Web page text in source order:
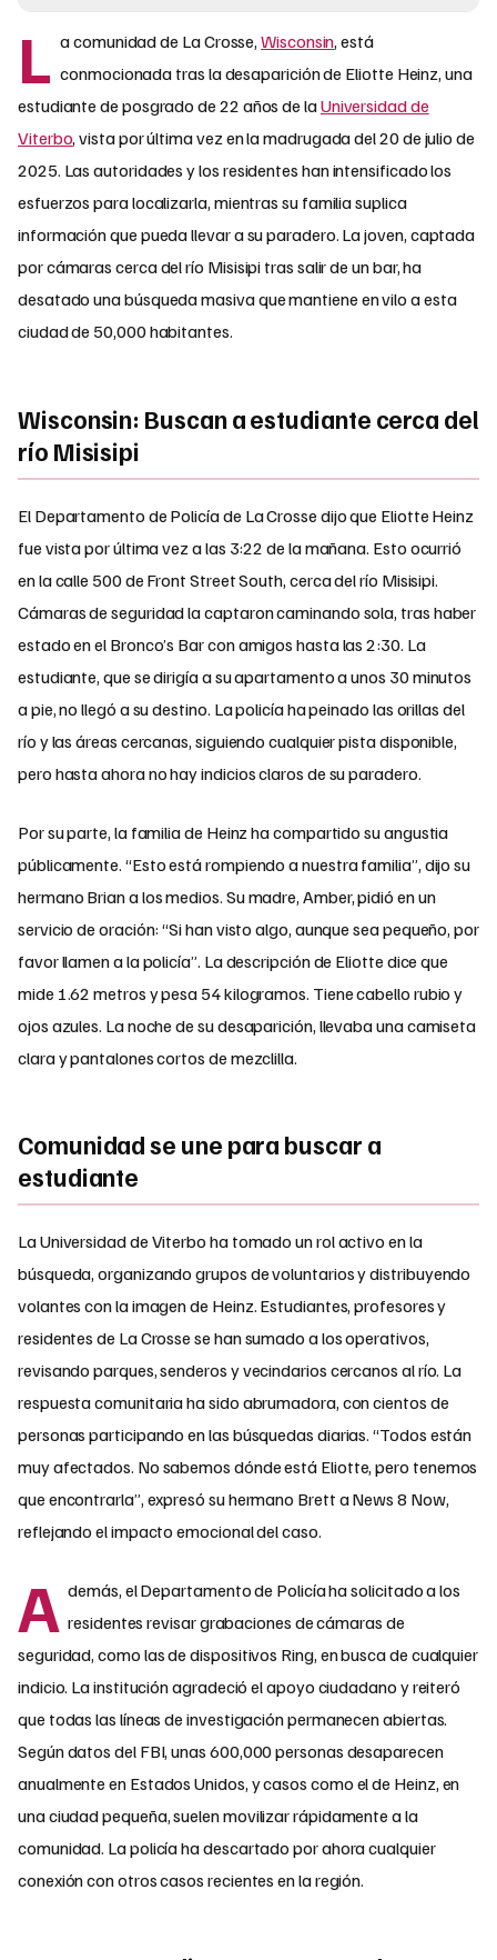
L a comunidad de La Crosse,Wisconsin, está
conmocionada tras la desaparición de Eliotte Heinz, una
estudiante de posgrado de 22 años de laUniversidad de
Viterbo, vista por última vez en la madrugada del 20 de julio de
2025. Las autoridades y los residentes han intensificado los
esfuerzos para localizarla, mientras su familia suplica
información que pueda llevar a su paradero. La joven, captada
por cámaras cerca del río Misisipi tras salir de un bar, ha
desatado una búsqueda masiva que mantiene en vilo a esta
ciudad de 50,000 habitantes.
Wisconsin: Buscan a estudiante cerca del
río Misisipi
El Departamento de Policía de La Crosse dijo que Eliotte Heinz
fue vista por última vez a las 3:22 de la mañana. Esto ocurrió
en la calle 500 de Front Street South, cerca del río Misisipi.
Cámaras de seguridad la captaron caminando sola, tras haber
estado en el Bronco’s Bar con amigos hasta las 2:30. La
estudiante, que se dirigía a su apartamento a unos 30 minutos
a pie, no llegó a su destino. La policía ha peinado las orillas del
río y las áreas cercanas, siguiendo cualquier pista disponible,
pero hasta ahora no hay indicios claros de su paradero.
Por su parte, la familia de Heinz ha compartido su angustia
públicamente. “Esto está rompiendo a nuestra familia”, dijo su
hermano Brian a los medios. Su madre, Amber, pidió en un
servicio de oración: “Si han visto algo, aunque sea pequeño, por
favor llamen a la policía”. La descripción de Eliotte dice que
mide 1.62 metros y pesa 54 kilogramos. Tiene cabello rubio y
ojos azules. La noche de su desaparición, llevaba una camiseta
clara y pantalones cortos de mezclilla.
Comunidad se une para buscar a
estudiante
La Universidad de Viterbo ha tomado un rol activo en la
búsqueda, organizando grupos de voluntarios y distribuyendo
volantes con la imagen de Heinz. Estudiantes, profesores y
residentes de La Crosse se han sumado a los operativos,
revisando parques, senderos y vecindarios cercanos al río. La
respuesta comunitaria ha sido abrumadora, con cientos de
personas participando en las búsquedas diarias. “Todos están
muy afectados. No sabemos dónde está Eliotte, pero tenemos
que encontrarla”, expresó su hermano Brett a News 8 Now,
reflejando el impacto emocional del caso.
A demás, el Departamento de Policía ha solicitado a los
residentes revisar grabaciones de cámaras de
seguridad, como las de dispositivos Ring, en busca de cualquier
indicio. La institución agradeció el apoyo ciudadano y reiteró
que todas las líneas de investigación permanecen abiertas.
Según datos del FBI, unas 600,000 personas desaparecen
anualmente en Estados Unidos, y casos como el de Heinz, en
una ciudad pequeña, suelen movilizar rápidamente a la
comunidad. La policía ha descartado por ahora cualquier
conexión con otros casos recientes en la región.